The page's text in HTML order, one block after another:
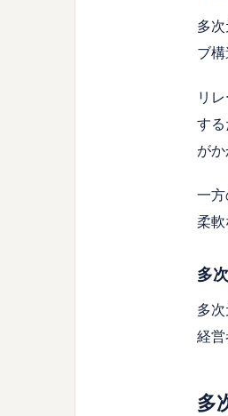
多
ブ構
リ
す
が
一
柔
多
多
経
多